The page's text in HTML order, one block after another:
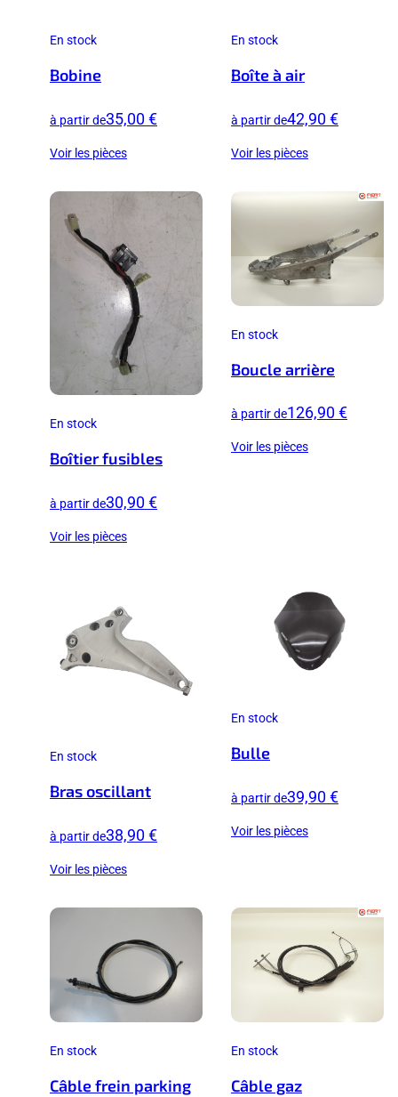
En stock
Bobine
à partir de35,00 €
Voir les pièces
En stock
Boîte à air
à partir de42,90 €
Voir les pièces
En stock
Boîtier fusibles
à partir de30,90 €
Voir les pièces
En stock
Boucle arrière
à partir de126,90 €
Voir les pièces
En stock
Bras oscillant
à partir de38,90 €
Voir les pièces
En stock
Bulle
à partir de39,90 €
Voir les pièces
En stock
Câble frein parking
En stock
Câble gaz